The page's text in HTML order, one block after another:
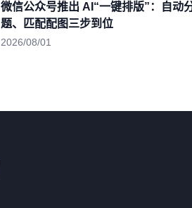
微信公众号推出 AI“一键排版”：自动
题、匹配配图三步到位
2026/08/01